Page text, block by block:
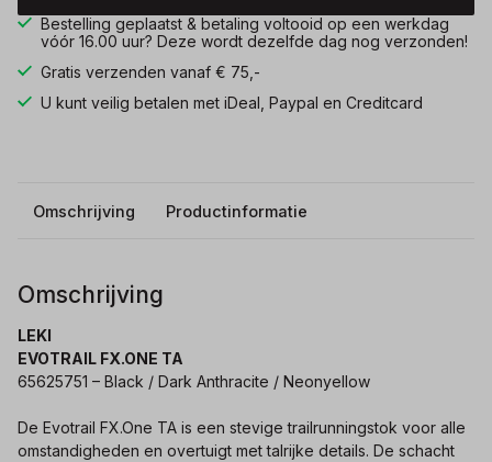
Bestelling geplaatst & betaling voltooid op een werkdag
vóór 16.00 uur? Deze wordt dezelfde dag nog verzonden!
Gratis verzenden vanaf € 75,-
U kunt veilig betalen met iDeal, Paypal en Creditcard
Omschrijving Productinformatie
Omschrijving
LEKI
EVOTRAIL FX.ONE TA
65625751 – Black / Dark Anthracite / Neonyellow
De Evotrail FX.One TA is een stevige trailrunningstok voor alle
omstandigheden en overtuigt met talrijke details. De schacht